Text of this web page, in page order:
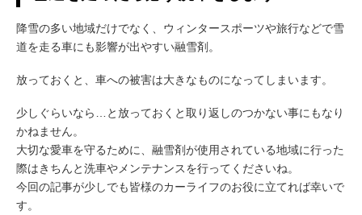
降雪の多い地域だけでなく、ウィンタースポーツや旅行などで雪
道を走る車にも影響が出やすい融雪剤。
放っておくと、車への被害は大きなものになってしまいます。
少しぐらいなら…と放っておくと取り返しのつかない事にもなり
かねません。
大切な愛車を守るために、融雪剤が使用されている地域に行った
際はきちんと洗車やメンテナンスを行ってくださいね。
今回の記事が少しでも皆様のカーライフのお役に立てれば幸いで
す。